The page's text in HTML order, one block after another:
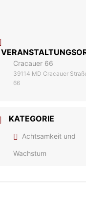
Cracauer 66
39114 MD Cracauer
66
KATEGORIE
Achtsamkeit und
Wachstum